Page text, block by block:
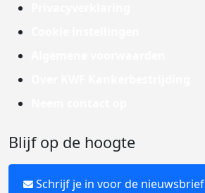
Blijf op de hoogte
Schrijf je in voor de nieuwsbrief